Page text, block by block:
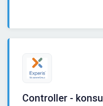
Controller -